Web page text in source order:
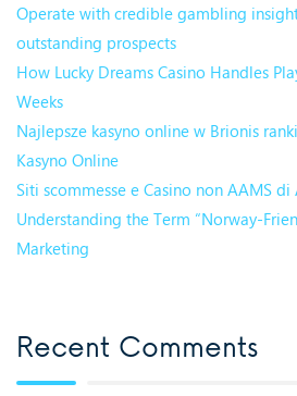
Operate with credible gambling
outstanding prospects
How Lucky Dreams Casino Handles
Weeks
Najlepsze kasyno online w Brionis
Kasyno Online
Siti scommesse e Casino non AAMS
Understanding the Term “Norway-
Marketing
Recent Comments